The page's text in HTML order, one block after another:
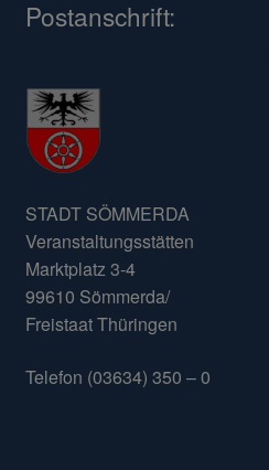
Postanschrift:
STADT SÖMMERDA
Veranstaltungsstätten
Marktplatz 3-4
99610 Sömmerda/
Freistaat Thüringen
Telefon (03634) 350 – 0